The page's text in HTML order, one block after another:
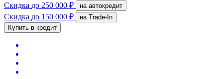
Скидка до 250 000 ₽ на автокредит
Скидка до 150 000 ₽
на Trade-In
Купить в кредит